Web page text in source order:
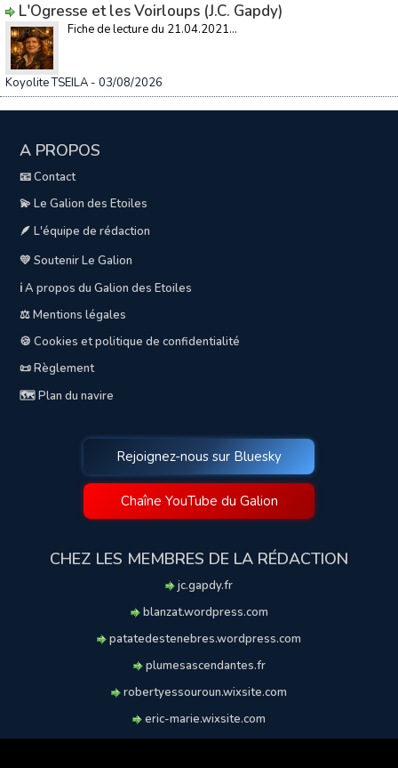
L'Ogresse et les Voirloups (J.C. Gapdy)
Fiche de lecture du 21.04.2021...
Koyolite TSEILA - 03/08/2026
A PROPOS
📧 Contact
💫 Le Galion des Etoiles
🪶 L'équipe de rédaction
💛 Soutenir Le Galion
ℹ️ A propos du Galion des Etoiles
⚖️ Mentions légales
🍪 Cookies et politique de confidentialité
📜 Règlement
🗺️ Plan du navire
Rejoignez-nous sur Bluesky
Chaîne YouTube du Galion
CHEZ LES MEMBRES DE LA RÉDACTION
jc.gapdy.fr
blanzat.wordpress.com
patatedestenebres.wordpress.com
plumesascendantes.fr
robertyessouroun.wixsite.com
eric-marie.wixsite.com